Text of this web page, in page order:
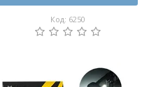
Код: 6250